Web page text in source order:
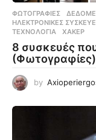
ΦΩΤΟΓΡΑΦΊΕΣ
ΗΛΕΚΤΡΟΝΙΚΈΣ
ΤΕΧΝΟΛΟΓΊΑ
,ΧΆΚΕΡ
8 συσκευές
(Φωτογραφίες)
by